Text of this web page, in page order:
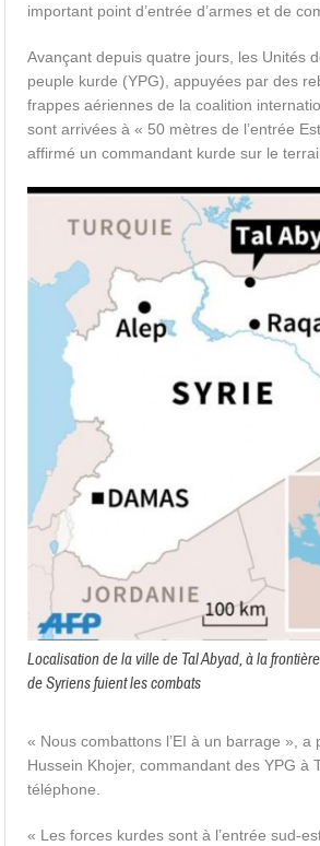
important point d’entrée d’armes et de
Avançant depuis quatre jours, les Unités
peuple kurde (YPG), appuyées par des
frappes aériennes de la coalition
sont arrivées à « 50 mètres de l’entrée
affirmé un commandant kurde sur le
Localisation de la ville de Tal Abyad, à la
de Syriens fuient les combats
« Nous combattons l’EI à un barrage », a
Hussein Khojer, commandant des YPG à
téléphone.
« Les forces kurdes sont à l’entrée sud-